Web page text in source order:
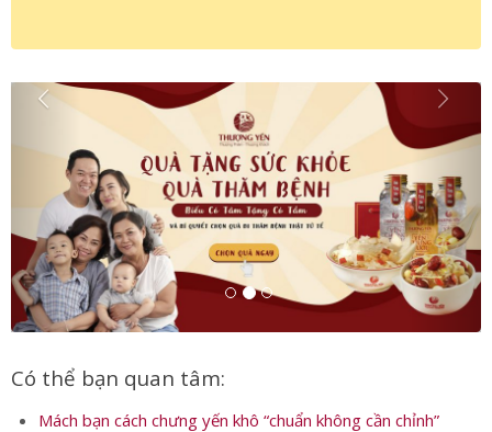
Có thể bạn quan tâm:
Mách bạn cách chưng yến khô “chuẩn không cần chỉnh”